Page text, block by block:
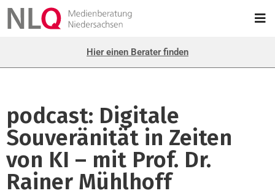
Hier einen Berater finden
podcast: Digitale
Souveränität in Zeiten
von KI – mit Prof. Dr.
Rainer Mühlhoff